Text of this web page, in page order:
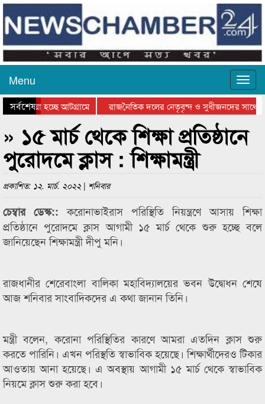
Menu
সর্বশেষ
যাওয়া হচ্ছে আটগ্রামে
রাজনৈতিক দলের নেতৃবৃন্দ ও সুধীজনদের সাথে
পুরস্কার বিতরণ সম্পন্ন
সিলেটে বাংলাদেশ গ্রুপ থিয়েটার ফেডারেশানের
» ১৫ মার্চ থেকে শিক্ষা প্রতিষ্ঠানে
পুরোদমে ক্লাস : শিক্ষামন্ত্রী
প্রকাশিত: ১২. মার্চ. ২০২২ | শনিবার
চেম্বার ডেস্ক::করোনাভাইরাস পরিস্থিতি নিয়ন্ত্রণে আসায় শিক্ষা
প্রতিষ্ঠানে পুরোদমে ক্লাস আগামী ১৫ মার্চ থেকে শুরু হচ্ছে বলে
জানিয়েছেন শিক্ষামন্ত্রী দীপু মনি।
রাজধানীর শেরেবাংলা বালিকা মহাবিদ্যালয়ের ভবন উদ্বোধন শেষে
আজ শনিবার সাংবাদিকদের এ কথা জানান তিনি।
মন্ত্রী বলেন, করোনা পরিস্থিতির কারণে আমরা এতদিন ক্লাস শুরু
করতে পারিনি। এখন পরিস্থতি স্বাভাবিক হয়েছে। শিক্ষার্থীদেরও টিকার
আওতায় আনা হয়েছে। এ অবস্থায় আগামী ১৫ মার্চ থেকে স্বাভাবিক
নিয়মে ক্লাস শুরু করা হবে।